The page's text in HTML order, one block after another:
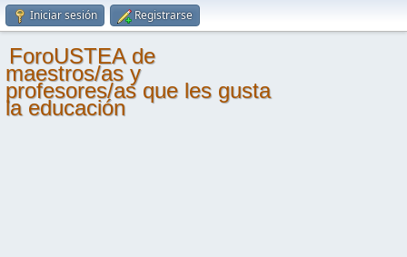
Iniciar sesión Registrarse
ForoUSTEA de
maestros/as y
profesores/as que les gusta
la educación